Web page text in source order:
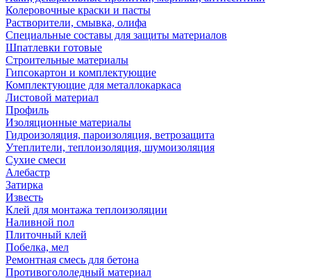
Колеровочные краски и пасты
Растворители, смывка, олифа
Специальные составы для защиты материалов
Шпатлевки готовые
Строительные материалы
Гипсокартон и комплектующие
Комплектующие для металлокаркаса
Листовой материал
Профиль
Изоляционные материалы
Гидроизоляция, пароизоляция, ветрозащита
Утеплители, теплоизоляция, шумоизоляция
Сухие смеси
Алебастр
Затирка
Известь
Клей для монтажа теплоизоляции
Наливной пол
Плиточный клей
Побелка, мел
Ремонтная смесь для бетона
Противогололедный материал